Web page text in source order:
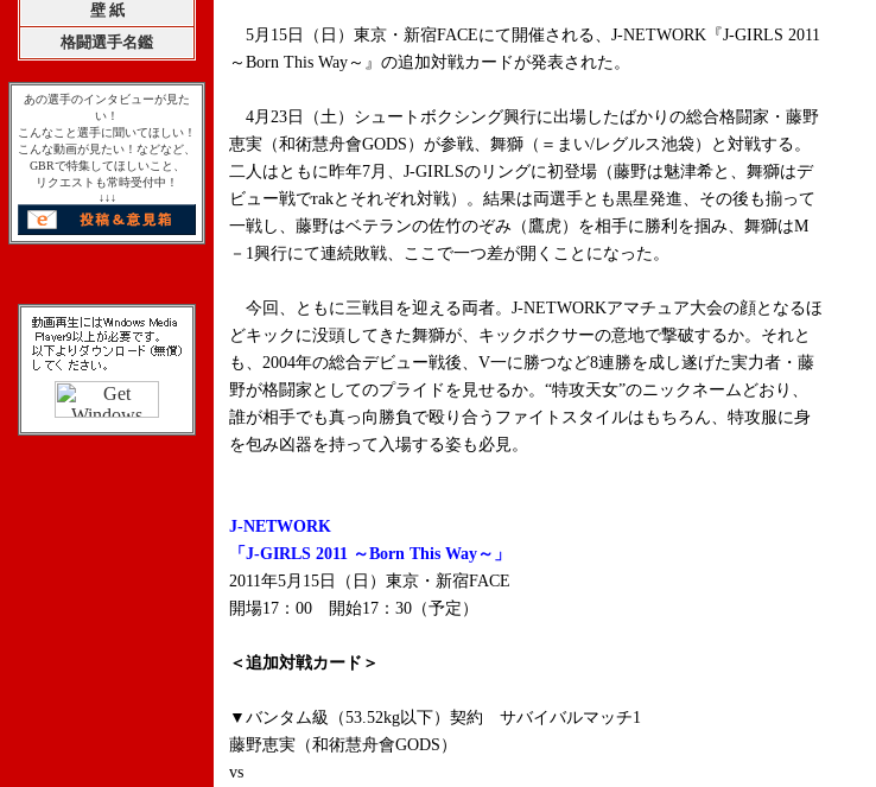
壁 紙
格闘選手名鑑
あの選手のインタビューが見た
い！
こんなこと選手に聞いてほしい！
こんな動画が見たい！などなど、
GBRで特集してほしいこと、
リクエストも常時受付中！
↓↓↓
5月15日（日）東京・新宿FACEにて開催される、J-NETWORK『J-GIRLS 2011
～Born This Way～』の追加対戦カードが発表された。
4月23日（土）シュートボクシング興行に出場したばかりの総合格闘家・藤野
恵実（和術慧舟會GODS）が参戦、舞獅（＝まい/レグルス池袋）と対戦する。
二人はともに昨年7月、J-GIRLSのリングに初登場（藤野は魅津希と、舞獅はデ
ビュー戦でrakとそれぞれ対戦）。結果は両選手とも黒星発進、その後も揃って
一戦し、藤野はベテランの佐竹のぞみ（鷹虎）を相手に勝利を掴み、舞獅はM
－1興行にて連続敗戦、ここで一つ差が開くことになった。
今回、ともに三戦目を迎える両者。J-NETWORKアマチュア大会の顔となるほ
どキックに没頭してきた舞獅が、キックボクサーの意地で撃破するか。それと
も、2004年の総合デビュー戦後、V一に勝つなど8連勝を成し遂げた実力者・藤
野が格闘家としてのプライドを見せるか。“特攻天女”のニックネームどおり、
誰が相手でも真っ向勝負で殴り合うファイトスタイルはもちろん、特攻服に身
を包み凶器を持って入場する姿も必見。
J-NETWORK
「J-GIRLS 2011 ～Born This Way～」
2011年5月15日（日）東京・新宿FACE
開場17：00 開始17：30（予定）
＜追加対戦カード＞
▼バンタム級（53.52kg以下）契約 サバイバルマッチ1
藤野恵実（和術慧舟會GODS）
vs